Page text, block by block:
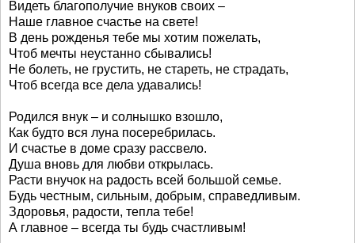
Видеть благополучие внуков своих –
Наше главное счастье на свете!
В день рожденья тебе мы хотим пожелать,
Чтоб мечты неустанно сбывались!
Не болеть, не грустить, не стареть, не страдать,
Чтоб всегда все дела удавались!
Родился внук – и солнышко взошло,
Как будто вся луна посеребрилась.
И счастье в доме сразу рассвело.
Душа вновь для любви открылась.
Расти внучок на радость всей большой семье.
Будь честным, сильным, добрым, справедливым.
Здоровья, радости, тепла тебе!
А главное – всегда ты будь счастливым!